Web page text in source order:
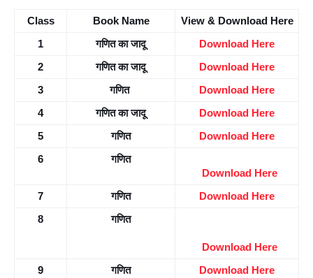
Class Book Name View & Download Here
1 गणित का जादू Download Here
2 गणित का जादू Download Here
3 गणित Download Here
4 गणित का जादू Download Here
5 गणित Download Here
6
गणित
Download Here
7 गणित Download Here
8 गणित
Download Here
9 गणित Download Here